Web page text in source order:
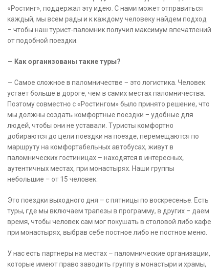
«Ростинг», поддержал эту идею. С нами может отправиться
каждый, мы всем рады и к каждому человеку найдем подход
– чтобы наш турист-паломник получил максимум впечатлений
от подобной поездки.
— Как организованы такие туры?
— Самое сложное в паломничестве – это логистика. Человек
устает больше в дороге, чем в самих местах паломничества.
Поэтому совместно с «Ростингом» было принято решение, что
мы должны создать комфортные поездки – удобные для
людей, чтобы они не уставали. Туристы комфортно
добираются до цели поездки на поезде, перемещаются по
маршруту на комфортабельных автобусах, живут в
паломнических гостиницах – находятся в интересных,
аутентичных местах, при монастырях. Наши группы
небольшие – от 15 человек.
Это поездки выходного дня – с пятницы по воскресенье. Есть
туры, где мы включаем трапезы в программу, в других – даем
время, чтобы человек сам мог покушать в столовой либо кафе
при монастырях, выбрав себе постное либо не постное меню.
У нас есть партнеры на местах – паломнические организации,
которые имеют право заводить группу в монастыри и храмы,